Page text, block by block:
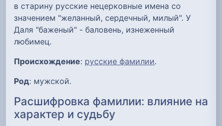
в старину русские нецерковные имена со
значением "желанный, сердечный, милый". У
Даля "баженый" - баловень, изнеженный
любимец.
Происхождение: русские фамилии.
Род: мужской.
Расшифровка фамилии: влияние на
характер и судьбу